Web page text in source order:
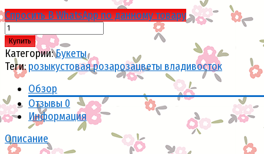
Спросить В WhatsApp по данному товару
Купить
Категории:Букеты
Теги:розыкустовая розарозацветы владивосток
Обзор
Отзывы 0
Информация
Описание